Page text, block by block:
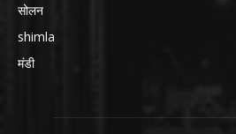
सोलन
shimla
मंडी